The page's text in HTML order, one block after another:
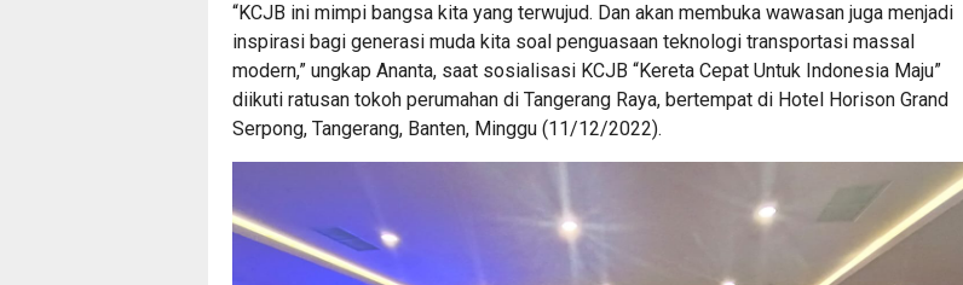
“KCJB ini mimpi bangsa kita yang terwujud. Dan akan membuka wawasan juga menjadi
inspirasi bagi generasi muda kita soal penguasaan teknologi transportasi massal
modern,” ungkap Ananta, saat sosialisasi KCJB “Kereta Cepat Untuk Indonesia Maju”
diikuti ratusan tokoh perumahan di Tangerang Raya, bertempat di Hotel Horison Grand
Serpong, Tangerang, Banten, Minggu (11/12/2022).